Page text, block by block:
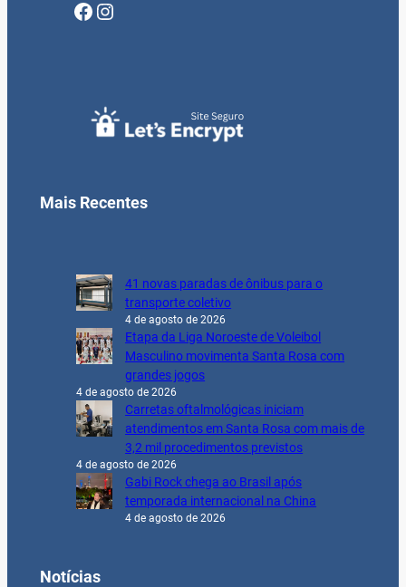
Facebook Instagram
Mais Recentes
41 novas paradas de ônibus para o
transporte coletivo
4 de agosto de 2026
Etapa da Liga Noroeste de Voleibol
Masculino movimenta Santa Rosa com
grandes jogos
4 de agosto de 2026
Carretas oftalmológicas iniciam
atendimentos em Santa Rosa com mais de
3,2 mil procedimentos previstos
4 de agosto de 2026
Gabi Rock chega ao Brasil após
temporada internacional na China
4 de agosto de 2026
Notícias